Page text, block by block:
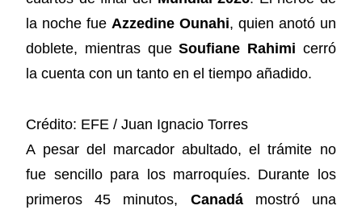
la noche fueAzzedine Ounahi, quien anotó un
doblete, mientras queSoufiane Rahimi cerró
la cuenta con un tanto en el tiempo añadido.
Crédito: EFE / Juan Ignacio Torres
A pesar del marcador abultado, el trámite no
fue sencillo para los marroquíes. Durante los
primeros 45 minutos, Canadámostró una